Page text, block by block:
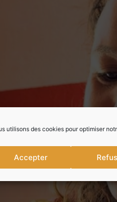
utilisons des cookies pour optimiser
Accepter